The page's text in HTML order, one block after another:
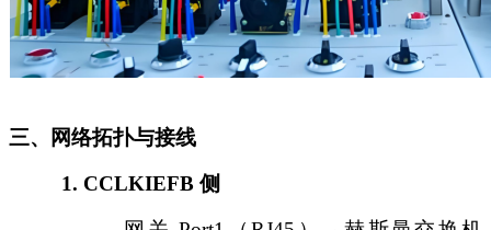
三、网络拓扑与接线
1. CCLKIEFB 侧